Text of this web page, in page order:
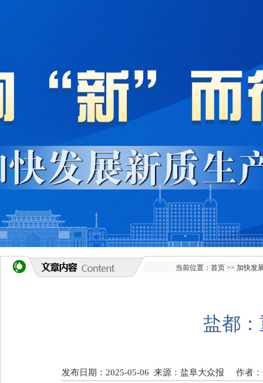
当前位置： 首页 >> 加快发
盐都
发布日期：2025-05-06 来源：盐阜大众报 作者